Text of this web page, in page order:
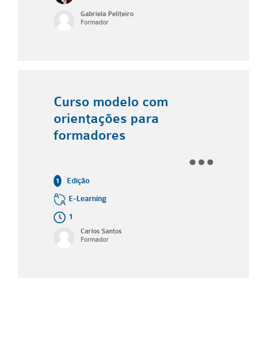
Gabriela Peliteiro
Formador
Curso modelo com
orientações para
formadores
1
Edição
E-Learning
1
Carlos Santos
Formador